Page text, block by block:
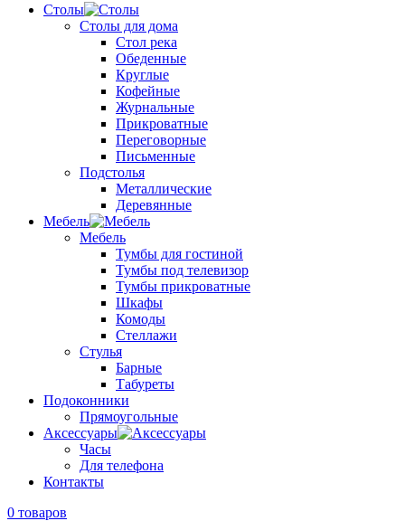
Столы
Столы для дома
Стол река
Обеденные
Круглые
Кофейные
Журнальные
Прикроватные
Переговорные
Письменные
Подстолья
Металлические
Деревянные
Мебель
Мебель
Тумбы для гостиной
Тумбы под телевизор
Тумбы прикроватные
Шкафы
Комоды
Стеллажи
Стулья
Барные
Табуреты
Подоконники
Прямоугольные
Аксессуары
Часы
Для телефона
Контакты
0 товаров